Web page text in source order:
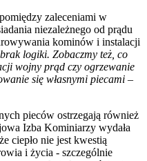
zaleceniami w
niezależnego od prądu
kominów i instalacji
logiki. Zobaczmy też, co
wojny prąd czy ogrzewanie
się własnymi piecami –
pieców ostrzegają również
Izba Kominiarzy wydała
ciepło nie jest kwestią
i życia - szczególnie